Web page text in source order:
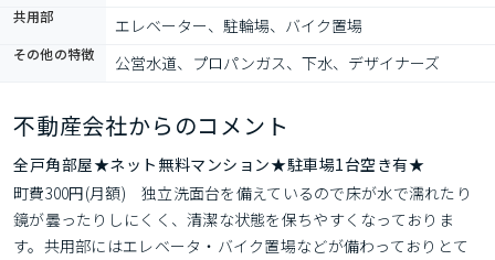
共用部 エレベーター、駐輪場、バイク置場
その他の特徴 公営水道、プロパンガス、下水、デザイナーズ
不動産会社からのコメント
全戸角部屋★ネット無料マンション★駐車場1台空き有★
町費300円(月額)　独立洗面台を備えているので床が水で濡れたり
鏡が曇ったりしにくく、清潔な状態を保ちやすくなっておりま
す。共用部にはエレベータ・バイク置場などが備わっておりとて